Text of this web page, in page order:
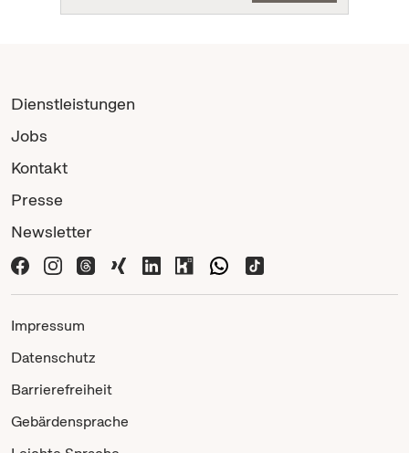
Dienstleistungen
Jobs
Kontakt
Presse
Newsletter
Impressum
Datenschutz
Barrierefreiheit
Gebärdensprache